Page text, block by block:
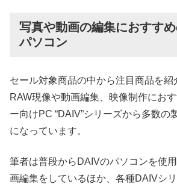
写真や動画の編集におすす
パソコン
セール対象商品の中から注目商品を紹
RAW現像や動画編集、映像制作にお
ー向けPC “DAIV”シリーズから多数の
になっています。
筆者は普段からDAIVのパソコンを使
画編集をしているほか、各種DAIVシ